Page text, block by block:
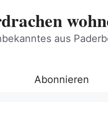
aus
Abonnieren